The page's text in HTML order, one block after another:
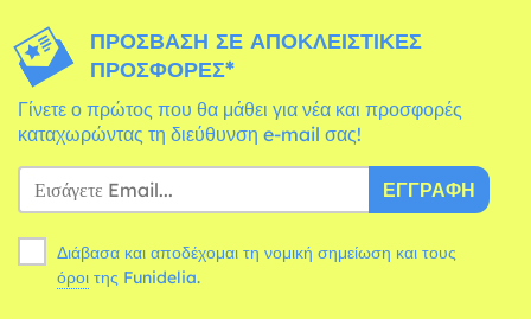
ΠΡΌΣΒΑΣΗ ΣΕ ΑΠΟΚΛΕΙΣΤΙΚΈΣ
ΠΡΟΣΦΟΡΈΣ*
Γίνετε ο πρώτος που θα μάθει για νέα και προσφορές
καταχωρώντας τη διεύθυνση e-mail σας!
ΕΓΓΡΑΦΉ
Διάβασα και αποδέχομαι τη νομική σημείωση και τους
όροι της Funidelia.